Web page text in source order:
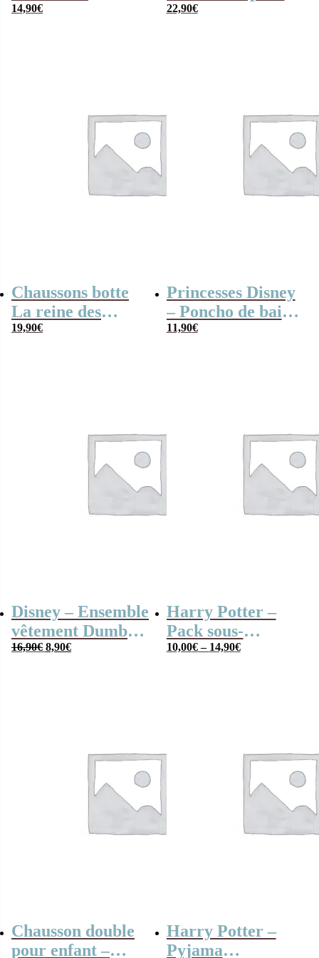
vêtements : 2
14,90€
enfant – La Reine
22,90€
Chaussons botte
La reine des
neiges – Gris –
19,90€
Princesses Disney
– Poncho de bain à
capuche
11,90€
Disney – Ensemble
vêtement Dumbo
rose pour bébé
16,90€ Le
8,90€Le
Harry Potter –
Pack sous-
vêtements : 2
10,00€– 14,90€
Chausson double
pour enfant –
Harry Potter –
Pyjama